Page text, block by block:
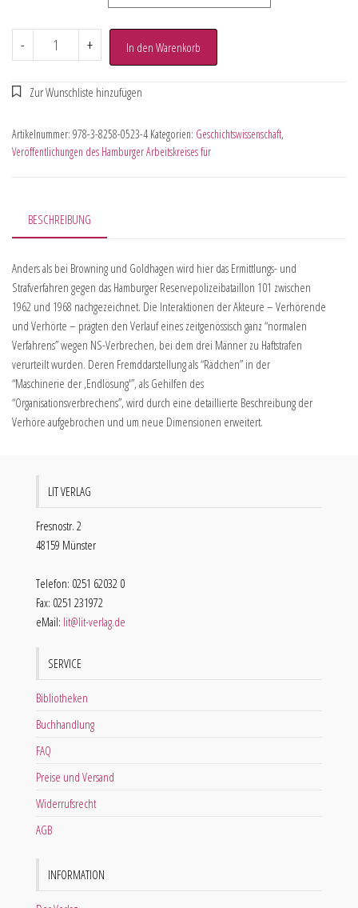
- + In den Warenkorb
Artikelnummer: 978-3-8258-0523-4 Kategorien: Geschichtswissenschaft,
Veröffentlichungen des Hamburger Arbeitskreises für
BESCHREIBUNG
Anders als bei Browning und Goldhagen wird hier das Ermittlungs- und
Strafverfahren gegen das Hamburger Reservepolizeibataillon 101 zwischen
1962 und 1968 nachgezeichnet. Die Interaktionen der Akteure – Verhörende
und Verhörte – prägten den Verlauf eines zeitgenössisch ganz “normalen
Verfahrens” wegen NS-Verbrechen, bei dem drei Männer zu Haftstrafen
verurteilt wurden. Deren Fremddarstellung als “Rädchen” in der
“Maschinerie der ,Endlösung'”, als Gehilfen des
“Organisationsverbrechens”, wird durch eine detaillierte Beschreibung der
Verhöre aufgebrochen und um neue Dimensionen erweitert.
LIT VERLAG
Fresnostr. 2
48159 Münster
Telefon: 0251 62032 0
Fax: 0251 231972
eMail: lit@lit-verlag.de
SERVICE
Bibliotheken
Buchhandlung
FAQ
Preise und Versand
Widerrufsrecht
AGB
INFORMATION